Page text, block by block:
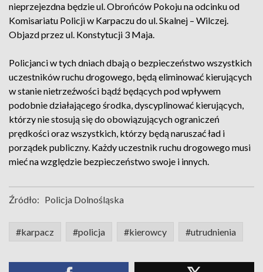
nieprzejezdna będzie ul. Obrońców Pokoju na odcinku od
Komisariatu Policji w Karpaczu do ul. Skalnej – Wilczej.
Objazd przez ul. Konstytucji 3 Maja.
Policjanci w tych dniach dbają o bezpieczeństwo wszystkich
uczestników ruchu drogowego, będą eliminować kierujących
w stanie nietrzeźwości bądź będących pod wpływem
podobnie działającego środka, dyscyplinować kierujących,
którzy nie stosują się do obowiązujących ograniczeń
prędkości oraz wszystkich, którzy będą naruszać ład i
porządek publiczny. Każdy uczestnik ruchu drogowego musi
mieć na względzie bezpieczeństwo swoje i innych.
Źródło: Policja Dolnośląska
#karpacz #policja #kierowcy #utrudnienia